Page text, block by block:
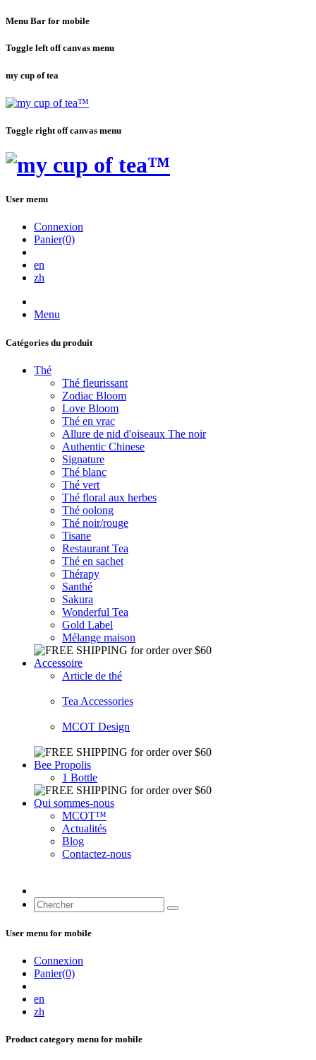
Menu Bar for mobile
Toggle left off canvas menu
my cup of tea
Toggle right off canvas menu
User menu
Connexion
Panier(0)
en
zh
Menu
Catégories du produit
Thé
Thé fleurissant
Zodiac Bloom
Love Bloom
Thé en vrac
Allure de nid d'oiseaux The noir
Authentic Chinese
Signature
Thé blanc
Thé vert
Thé floral aux herbes
Thé oolong
Thé noir/rouge
Tisane
Restaurant Tea
Thé en sachet
Thérapy
Santhé
Sakura
Wonderful Tea
Gold Label
Mélange maison
Accessoire
Article de thé
Tea Accessories
MCOT Design
Bee Propolis
1 Bottle
Qui sommes-nous
MCOT™
Actualités
Blog
Contactez-nous
User menu for mobile
Connexion
Panier(0)
en
zh
Product category menu for mobile